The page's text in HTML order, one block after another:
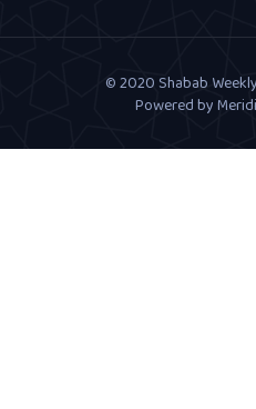
© 2020 Shabab
Powered by